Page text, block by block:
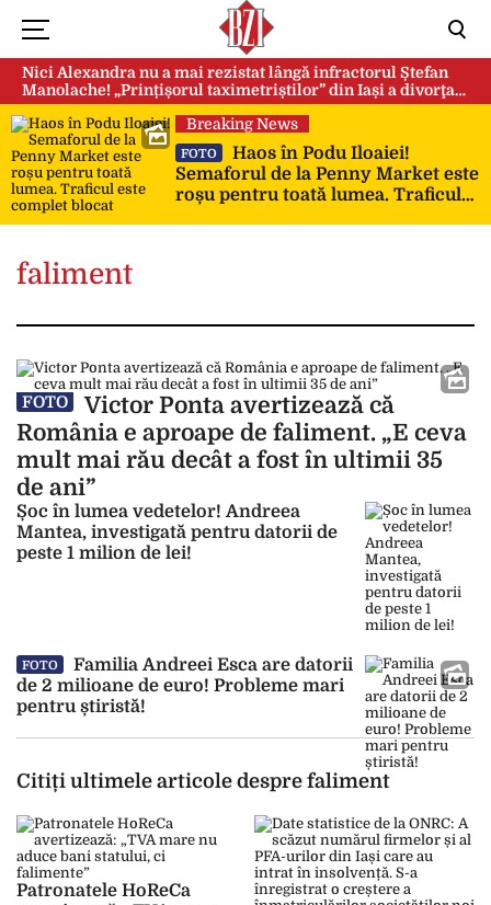
Nici Alexandra nu a mai rezistat lângă infractorul Ștefan
Manolache! „Prințișorul taximetriștilor” din Iași a divorţat
după doi ani de căsnicie
Breaking News
FOTO
Haos în Podu Iloaiei!
Semaforul de la Penny Market este
roșu pentru toată lumea. Traficul
faliment
FOTO
Victor Ponta avertizează că
România e aproape de faliment. „E ceva
mult mai rău decât a fost în ultimii 35
de ani”
Șoc în lumea vedetelor! Andreea
Mantea, investigată pentru datorii de
peste 1 milion de lei!
FOTO
Familia Andreei Esca are datorii
de 2 milioane de euro! Probleme mari
pentru știristă!
Citiți ultimele articole despre faliment
Patronatele HoReCa